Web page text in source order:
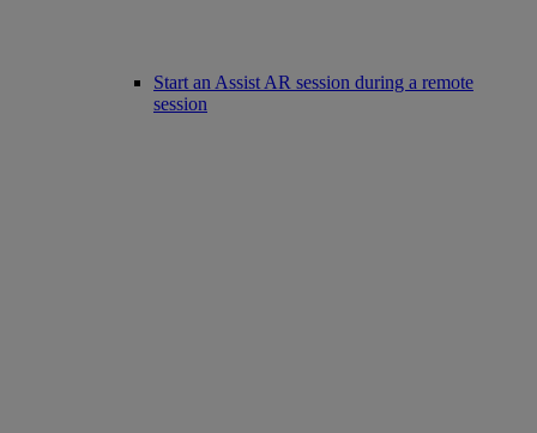
Start an Assist AR session during a remote
session